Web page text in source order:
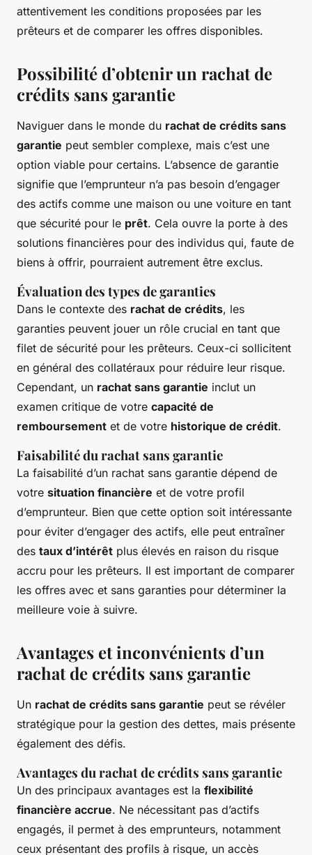
attentivement les conditions proposées par les
prêteurs et de comparer les offres disponibles.
Possibilité d’obtenir un rachat de
crédits sans garantie
Naviguer dans le monde du rachat de crédits sans
garantie peut sembler complexe, mais c’est une
option viable pour certains. L’absence de garantie
signifie que l’emprunteur n’a pas besoin d’engager
des actifs comme une maison ou une voiture en tant
que sécurité pour le prêt. Cela ouvre la porte à des
solutions financières pour des individus qui, faute de
biens à offrir, pourraient autrement être exclus.
Évaluation des types de garanties
Dans le contexte des rachat de crédits, les
garanties peuvent jouer un rôle crucial en tant que
filet de sécurité pour les prêteurs. Ceux-ci sollicitent
en général des collatéraux pour réduire leur risque.
Cependant, un rachat sans garantie inclut un
examen critique de votre capacité de
remboursement et de votre historique de crédit.
Faisabilité du rachat sans garantie
La faisabilité d’un rachat sans garantie dépend de
votre situation financière et de votre profil
d’emprunteur. Bien que cette option soit intéressante
pour éviter d’engager des actifs, elle peut entraîner
des taux d’intérêt plus élevés en raison du risque
accru pour les prêteurs. Il est important de comparer
les offres avec et sans garanties pour déterminer la
meilleure voie à suivre.
Avantages et inconvénients d’un
rachat de crédits sans garantie
Un rachat de crédits sans garantie peut se révéler
stratégique pour la gestion des dettes, mais présente
également des défis.
Avantages du rachat de crédits sans garantie
Un des principaux avantages est la flexibilité
financière accrue. Ne nécessitant pas d’actifs
engagés, il permet à des emprunteurs, notamment
ceux présentant des profils à risque, un accès